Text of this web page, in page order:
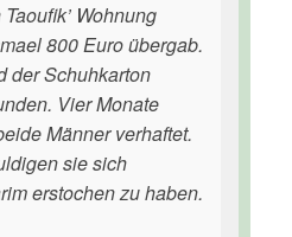
Wohnung
800 Euro übergab.
der Schuhkarton
Vier Monate
Männer verhaftet.
sie sich
erstochen zu haben.